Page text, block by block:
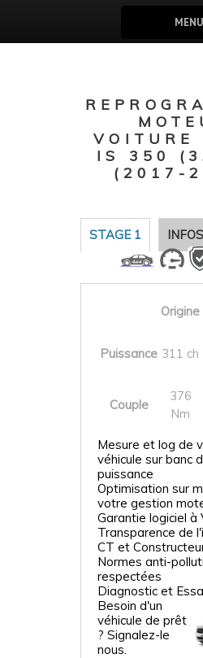
MENU
VOITURE
IS 350
(2017-
STAGE 1 INFOS
Origine
Puissance 311 ch
Couple
376
Nm
Mesure et log de
véhicule sur banc
puissance
Optimisation sur
votre gestion
Garantie logiciel à
Transparence de
CT et
Normes anti-
respectées
Diagnostic et
Besoin d'un
véhicule de prêt
? Signalez-le
nous.